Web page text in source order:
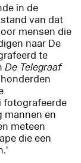
in de
van dat
mensen die
naar De
te
De Telegraaf
fotografeerde
mannen en
meteen
die een